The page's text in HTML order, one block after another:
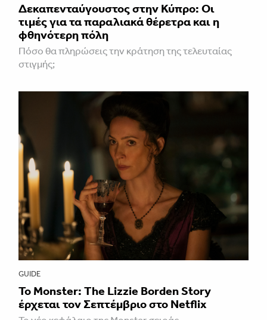
Δεκαπενταύγουστος στην Κύπρο: Οι
τιμές για τα παραλιακά θέρετρα και η
φθηνότερη πόλη
Πόσο θα πληρώσεις την κράτηση της τελευταίας
στιγμής;
GUIDE
Το Monster: The Lizzie Borden Story
έρχεται τον Σεπτέμβριο στο Netflix